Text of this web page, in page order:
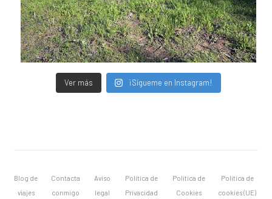
Ver más ¡Sígueme en Instagram!
Blog de
viajes
Contacta
conmigo
Aviso
legal
Política de
Privacidad
Política de
Cookies
Política de
cookies (UE)